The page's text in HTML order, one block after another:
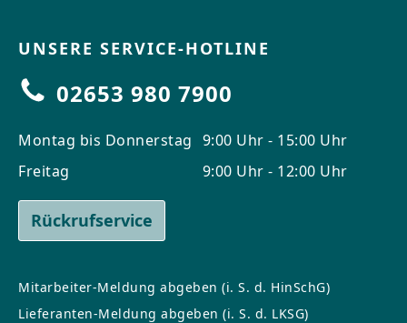
UNSERE SERVICE-HOTLINE
02653 980 7900
Montag bis Donnerstag
Freitag
9:00 Uhr - 15:00 Uhr
9:00 Uhr - 12:00 Uhr
Rückrufservice
Mitarbeiter-Meldung abgeben (i. S. d. HinSchG)
Lieferanten-Meldung abgeben (i. S. d. LKSG)